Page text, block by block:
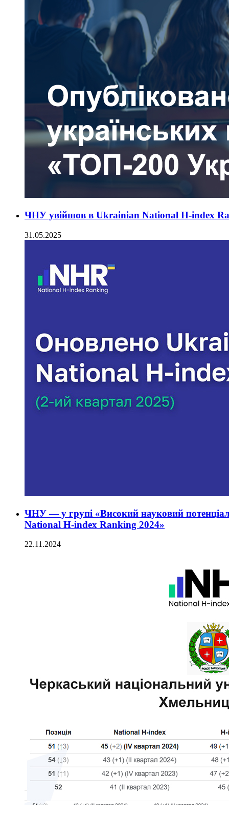
ЧНУ увійшов в Ukrainian National H-index
31.05.2025
ЧНУ — у групі «Високий науковий
National H-index Ranking 2024»
22.11.2024